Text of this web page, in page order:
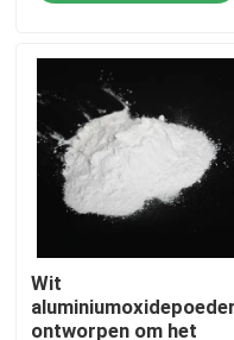
Fabrieksreis
Kwaliteitscontrole
Contacteer ons
Wit
aluminiumoxidepoeder
ontworpen om het